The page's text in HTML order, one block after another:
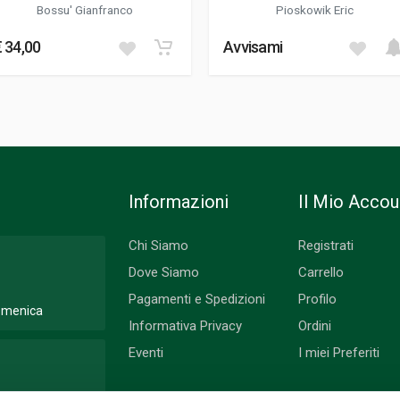
Bossu' Gianfranco
34,00
Pioskowik Eric
Avvisami
Informazioni
Chi Siamo
Dove Siamo
Pagamenti e Spedizioni
Informativa Privacy
Eventi
Il Mio
Registrati
Carrello
Profilo
Ordini
I miei Preferiti